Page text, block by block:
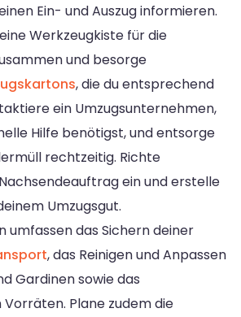
Ein- und Auszug informieren.
Werkzeugkiste für die
und besorge
, die du entsprechend
ein Umzugsunternehmen,
Hilfe benötigst, und entsorge
rechtzeitig. Richte
ein und erstelle
Umzugsgut.
umfassen das Sichern deiner
, das Reinigen und Anpassen
Gardinen sowie das
Plane zudem die